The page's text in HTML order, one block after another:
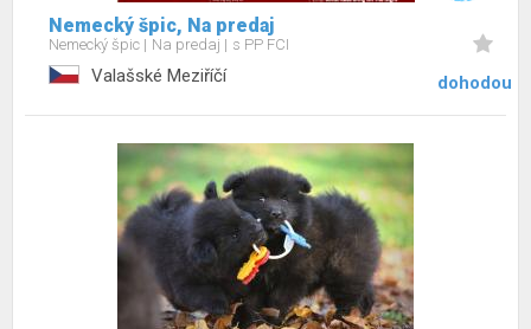
Nemecký špic, Na predaj
Nemecký špic Na predaj s PP FCI
Valašské Meziříčí dohodou